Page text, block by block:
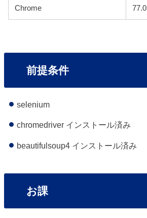
Chrome 77.0
前提条件
selenium
chromedriver インストール済み
beautifulsoup4 インストール済み
お課